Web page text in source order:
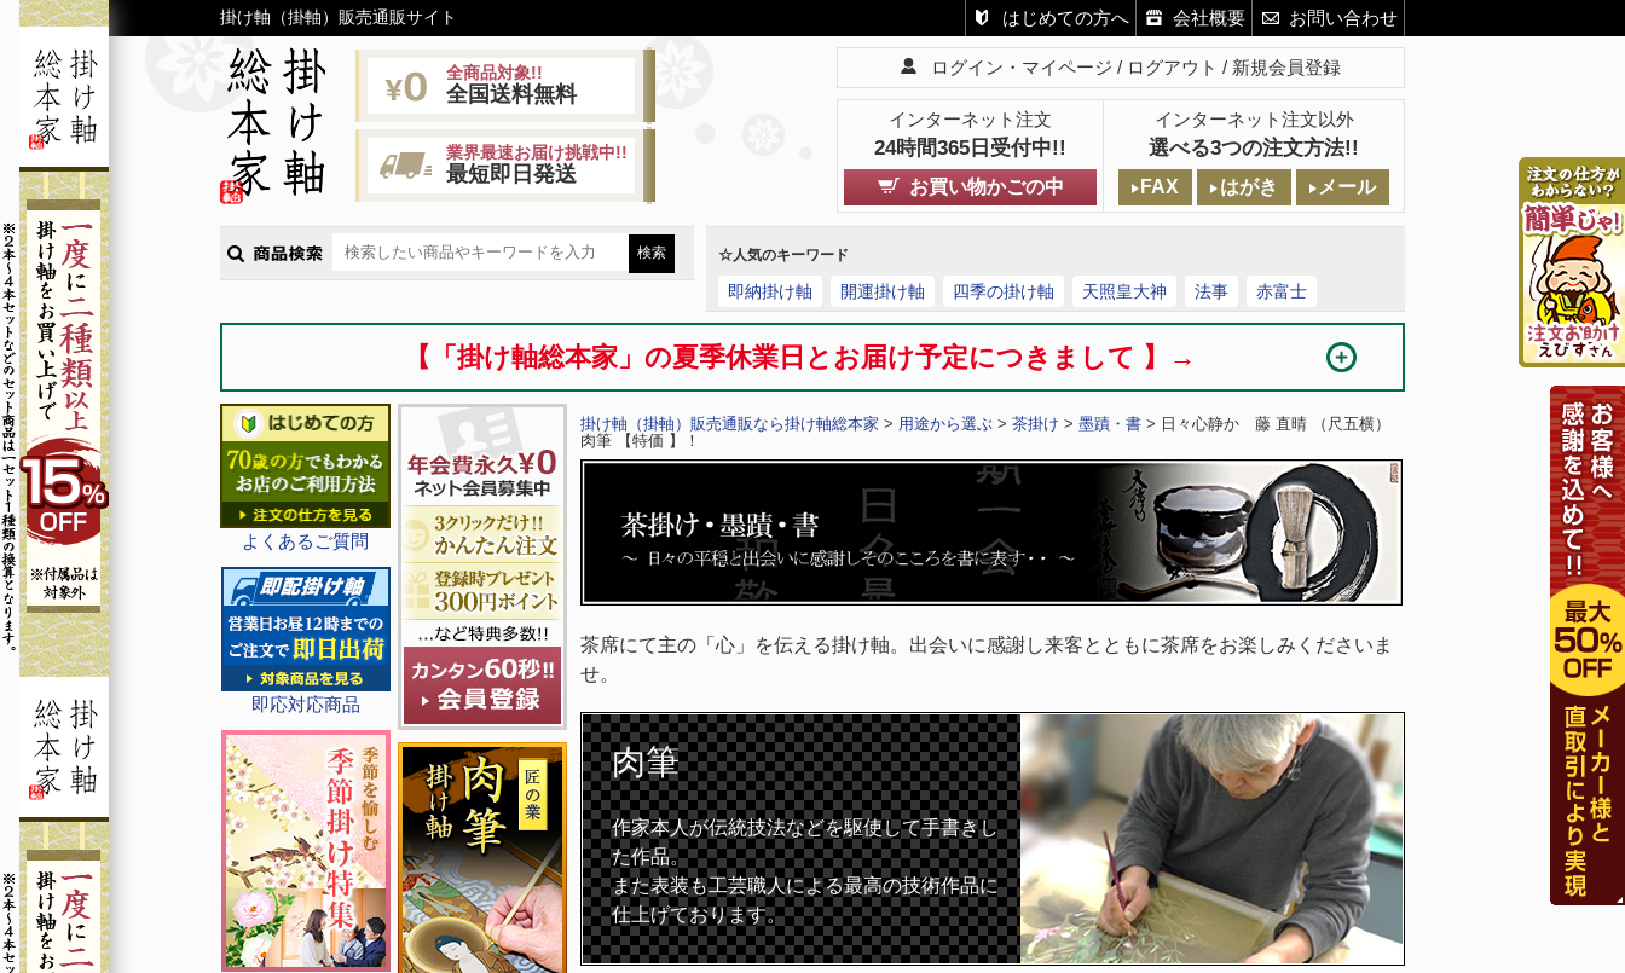
掛け軸（掛軸）販売通販サイト はじめての方へ 会社概要 お問い合わせ
全商品対象!!
全国送料無料
業界最速お届け挑戦中!!
最短即日発送
ログイン・マイページ ログアウト 新規会員登録
インターネット注文
24時間365日受付中!!
インターネット注文以外
選べる3つの注文方法!!
お買い物かごの中 FAX はがき メール
☆人気のキーワード
即納掛け軸 開運掛け軸 四季の掛け軸 天照皇大神 法事 赤富士
【「掛け軸総本家」の夏季休業日とお届け予定につきまして 】→
よくあるご質問
即応対応商品
掛け軸（掛軸）販売通販なら掛け軸総本家 > 用途から選ぶ > 茶掛け > 墨蹟・書 > 日々心静か 藤 直晴 （尺五横）
肉筆 【特価 】！
茶席にて主の「心」を伝える掛け軸。出会いに感謝し来客とともに茶席をお楽しみくださいま
せ。
肉筆
作家本人が伝統技法などを駆使して手書きし
た作品。
また表装も工芸職人による最高の技術作品に
仕上げております。